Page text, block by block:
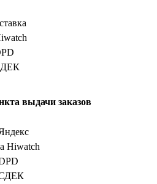
выдачи заказов
Hiwatch
СДЕК